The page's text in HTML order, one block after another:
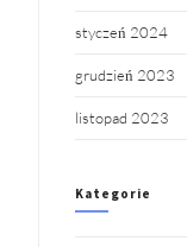
styczeń 2024
grudzień 2023
listopad 2023
Kategorie